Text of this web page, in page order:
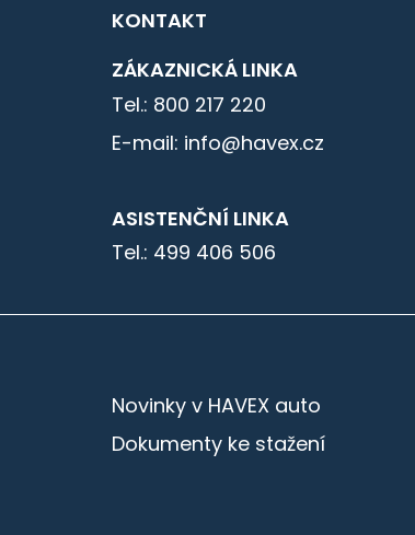
KONTAKT
ZÁKAZNICKÁ LINKA
Tel.: 800 217 220
E-mail: info@havex.cz
ASISTENČNÍ LINKA
Tel.: 499 406 506
Novinky v HAVEX auto
Dokumenty ke stažení